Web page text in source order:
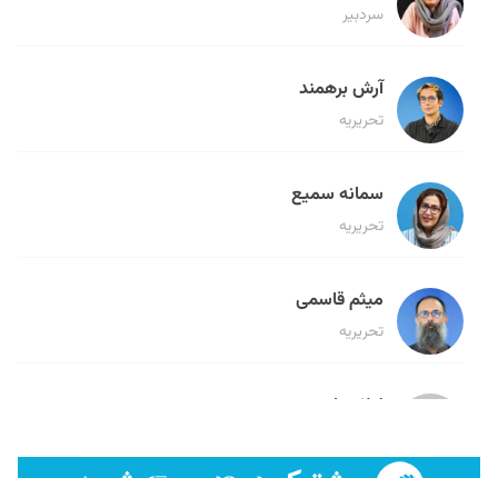
سردبیر
آرش برهمند
تحریریه
سمانه سمیع
تحریریه
میثم قاسمی
تحریریه
لیلا حنارود